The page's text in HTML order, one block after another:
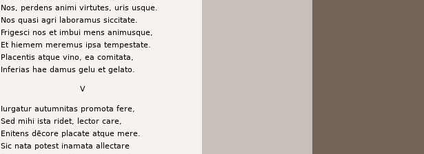
Nos, perdens animi virtutes, uris usque.
Nos quasi agri laboramus siccitate.
Frigesci nos et imbui mens animusque,
Et hiemem meremus ipsa tempestate.
Placentis atque vino, ea comitata,
Inferias hae damus gelu et gelato.
V
Iurgatur autumnitas promota fere,
Sed mihi ista ridet, lector care,
Enitens dēcore placate atque mere.
Sic nata potest inamata allectare